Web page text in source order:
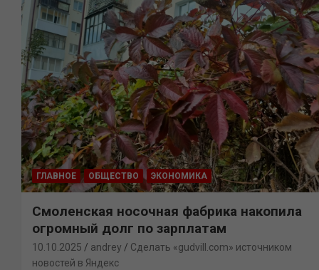
ГЛАВНОЕ ОБЩЕСТВО ЭКОНОМИКА
Смоленская носочная фабрика накопила
огромный долг по зарплатам
10.10.2025 andrey
Сделать «gudvill.com» источником
новостей в Яндекс